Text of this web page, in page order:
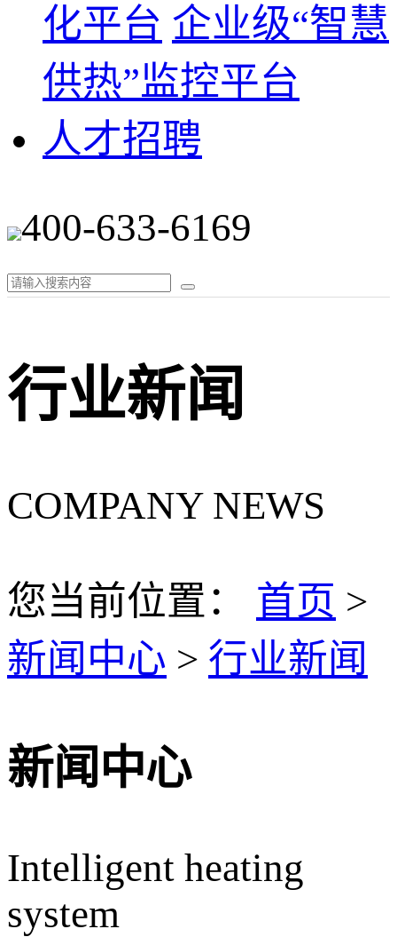
化平台 企业级“智慧
供热”监控平台
人才招聘
400-633-6169
行业新闻
COMPANY NEWS
您当前位置： 首页 >
新闻中心 > 行业新闻
新闻中心
Intelligent heating
system